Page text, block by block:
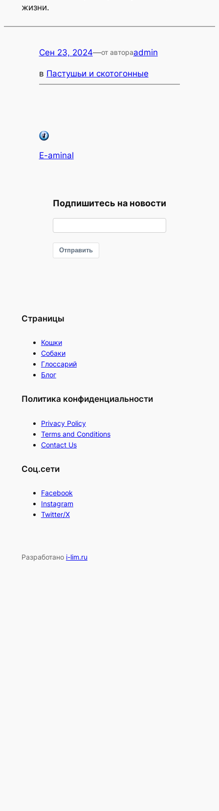
жизни.
Сен 23, 2024—от автораadmin
в Пастушьи и скотогонные
E-aminal
Подпишитесь на новости
Отправить
Страницы
Кошки
Собаки
Глоссарий
Блог
Политика конфиденциальности
Privacy Policy
Terms and Conditions
Contact Us
Соц.сети
Facebook
Instagram
Twitter/X
Разработано i-lim.ru